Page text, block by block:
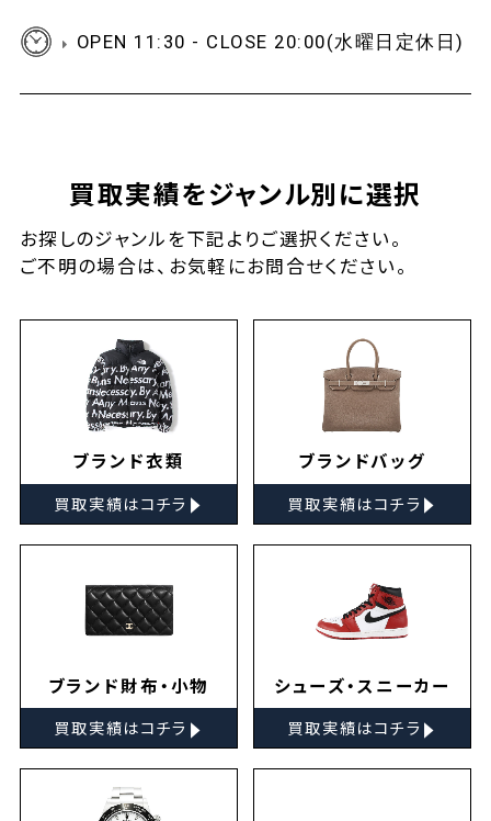
OPEN 11:30 - CLOSE 20:00(水曜日定休日)
買取実績をジャンル別に選択
お探しのジャンルを下記よりご選択ください。
ご不明の場合は、お気軽にお問合せください。
ブランド衣類
買取実績はコチラ ▸
ブランドバッグ
買取実績はコチラ ▸
ブランド財布・小物
買取実績はコチラ ▸
シューズ・スニーカー
買取実績はコチラ ▸